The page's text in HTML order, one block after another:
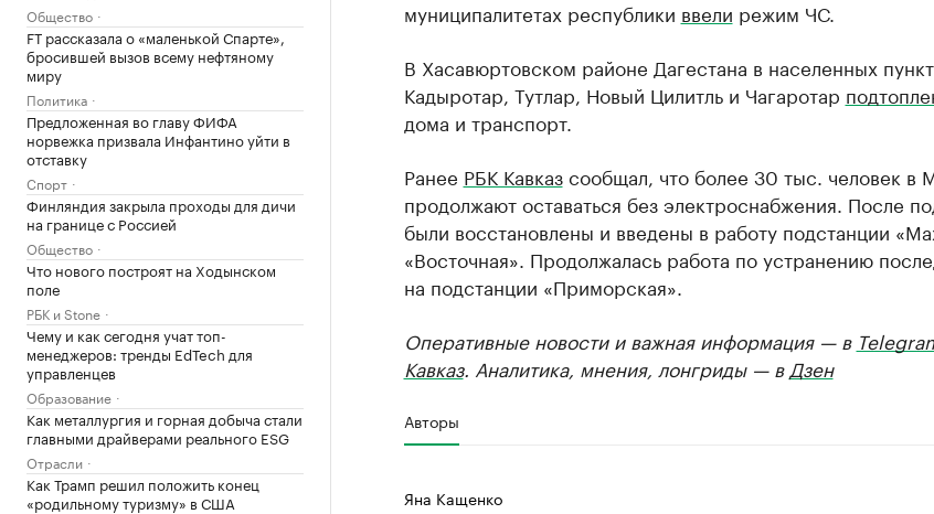
Общество
FT рассказала о «маленькой Спарте»,
бросившей вызов всему нефтяному
миру
Политика
Предложенная во главу ФИФА
норвежка призвала Инфантино уйти в
отставку
Спорт
Финляндия закрыла проходы для дичи
на границе с Россией
Общество
Что нового построят на Ходынском
поле
РБК и Stone
Чему и как сегодня учат топ-
менеджеров: тренды EdTech для
управленцев
Образование
Как металлургия и горная добыча стали
главными драйверами реального ESG
Отрасли
Как Трамп решил положить конец
«родильному туризму» в США
муниципалитетах республики ввели режим ЧС.
В Хасавюртовском районе Дагестана в населенных
Кадыротар, Тутлар, Новый Цилитль и Чагаротар
дома и транспорт.
Ранее РБК Кавказсообщал, что более 30 тыс. человек в
продолжают оставаться без электроснабжения. После
были восстановлены и введены в работу подстанции
«Восточная». Продолжалась работа по устранению
на подстанции «Приморская».
Оперативные новости и важная информация — в
Кавказ. Аналитика, мнения, лонгриды — в Дзен
Авторы
Яна Кащенко